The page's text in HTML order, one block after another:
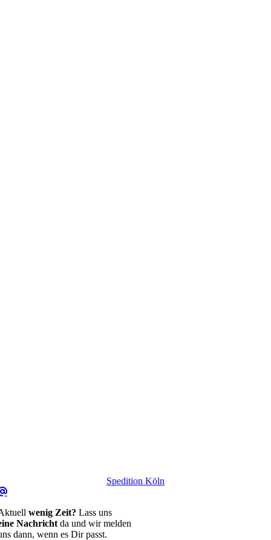
Spedition Köln
wenig Zeit? Lass uns
Nachricht da und wir melden
dann, wenn es Dir passt.